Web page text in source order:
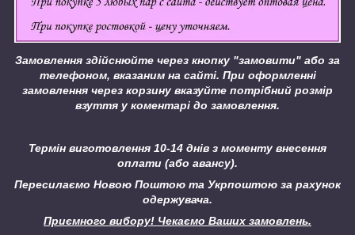
Замовлення здійснюйте через кнопку "замовити" або за
телефоном, вказаним на сайті. При оформленні
замовлення через корзину вказуйте потрібний розмір
взуття у коментарі до замовлення.
Термін виготовлення 10-14 днів з моменту внесення
оплати (або авансу).
Пересилаємо Новою Поштою та Укрпоштою за рахунок
одержувача.
Приємного вибору! Чекаємо Ваших замовлень.